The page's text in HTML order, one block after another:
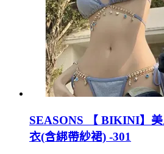
SEASONS 【 BIKINI】
衣(含綁帶紗裙) -301